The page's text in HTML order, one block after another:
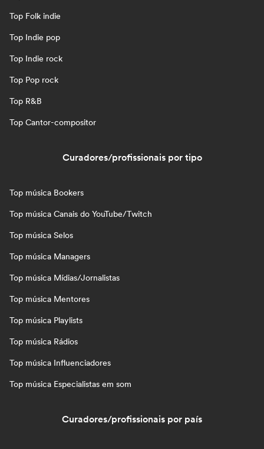
Top Folk indie
Top Indie pop
Top Indie rock
Top Pop rock
Top R&B
Top Cantor-compositor
Curadores/profissionais por tipo
Top música Bookers
Top música Canais do YouTube/Twitch
Top música Selos
Top música Managers
Top música Mídias/Jornalistas
Top música Mentores
Top música Playlists
Top música Rádios
Top música Influenciadores
Top música Especialistas em som
Curadores/profissionais por país